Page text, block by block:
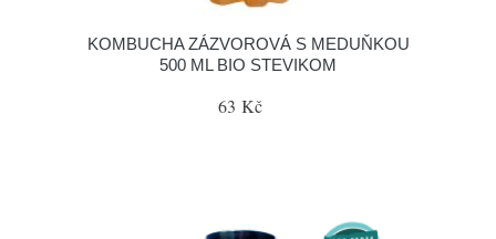
KOMBUCHA ZÁZVOROVÁ S MEDUŇKOU
500 ML BIO STEVIKOM
63 Kč